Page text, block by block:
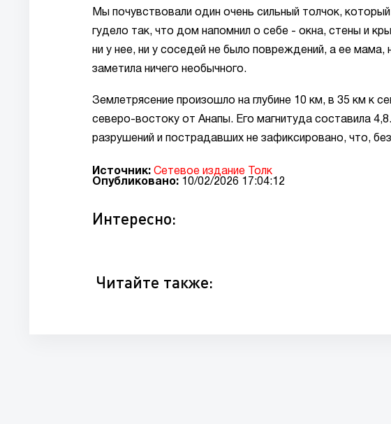
Мы почувствовали один очень сильный толчок,
гудело так, что дом напомнил о себе - окна, стены и
ни у нее, ни у соседей не было повреждений, а ее
заметила ничего необычного.
Землетрясение произошло на глубине 10 км, в 35 км к
северо-востоку от Анапы. Его магнитуда составила
разрушений и пострадавших не зафиксировано, что,
Источник: Сетевое издание Толк
Опубликовано: 10/02/2026 17:04:12
Интересно:
Читайте также: